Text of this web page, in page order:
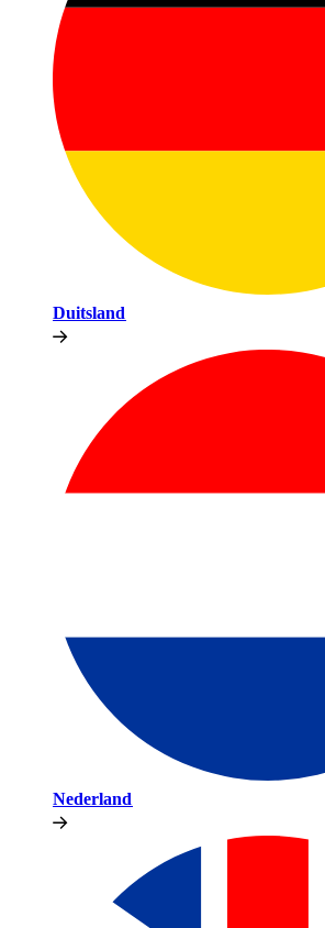
Duitsland​​
Nederland​​